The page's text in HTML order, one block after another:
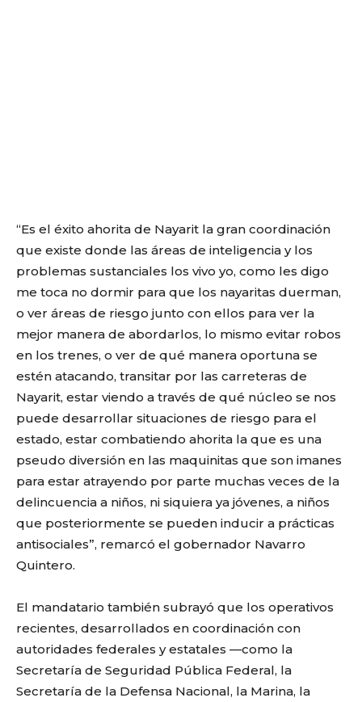
“Es el éxito ahorita de Nayarit la gran coordinación
que existe donde las áreas de inteligencia y los
problemas sustanciales los vivo yo, como les digo
me toca no dormir para que los nayaritas duerman,
o ver áreas de riesgo junto con ellos para ver la
mejor manera de abordarlos, lo mismo evitar robos
en los trenes, o ver de qué manera oportuna se
estén atacando, transitar por las carreteras de
Nayarit, estar viendo a través de qué núcleo se nos
puede desarrollar situaciones de riesgo para el
estado, estar combatiendo ahorita la que es una
pseudo diversión en las maquinitas que son imanes
para estar atrayendo por parte muchas veces de la
delincuencia a niños, ni siquiera ya jóvenes, a niños
que posteriormente se pueden inducir a prácticas
antisociales”, remarcó el gobernador Navarro
Quintero.
El mandatario también subrayó que los operativos
recientes, desarrollados en coordinación con
autoridades federales y estatales —como la
Secretaría de Seguridad Pública Federal, la
Secretaría de la Defensa Nacional, la Marina, la